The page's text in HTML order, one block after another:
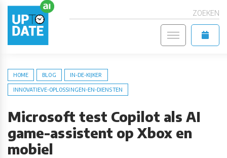
ZOEKEN
HOME BLOG IN-DE-KIJKER
INNOVATIEVE-OPLOSSINGEN-EN-DIENSTEN
Microsoft test Copilot als AI
game-assistent op Xbox en
mobiel